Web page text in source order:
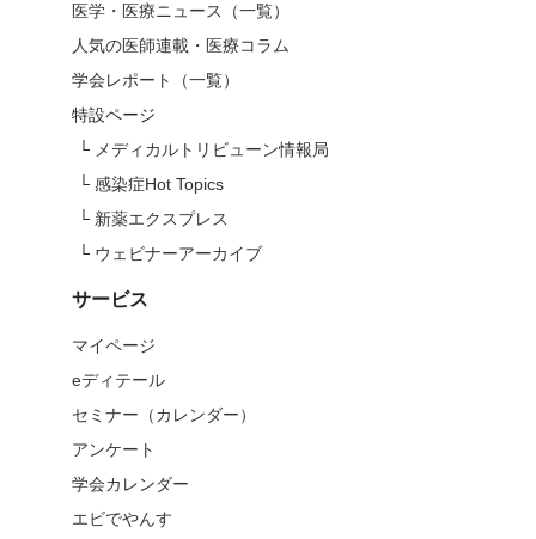
医学・医療ニュース（一覧）
人気の医師連載・医療コラム
学会レポート（一覧）
特設ページ
└ メディカルトリビューン情報局
└ 感染症Hot Topics
└ 新薬エクスプレス
└ ウェビナーアーカイブ
サービス
マイページ
eディテール
セミナー（カレンダー）
アンケート
学会カレンダー
エビでやんす